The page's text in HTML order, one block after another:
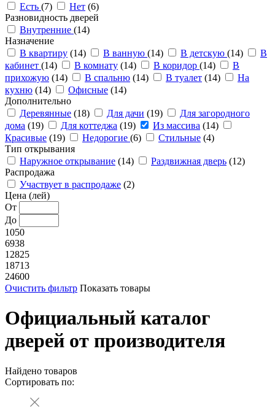
Есть (7) Нет (6)
Разновидность дверей
Внутренние (14)
Назначение
В квартиру (14) В ванную (14) В детскую (14)
В
кабинет (14) В комнату (14) В коридор (14)
В
прихожую (14) В спальню (14) В туалет (14)
На
кухню (14) Офисные (14)
Дополнительно
Деревянные (18) Для дачи (19)
Для загородного
дома (19) Для коттеджа (19) Из массива (14)
Красивые (19) Недорогие (6) Стильные (4)
Тип открывания
Наружное открывание (14) Раздвижная дверь (12)
Распродажа
Участвует в распродаже (2)
Цена (лей)
От
До
1050
6938
12825
18713
24600
Очистить фильтр Показать товары
Официальный каталог
дверей от производителя
Найдено товаров
Сортировать по: